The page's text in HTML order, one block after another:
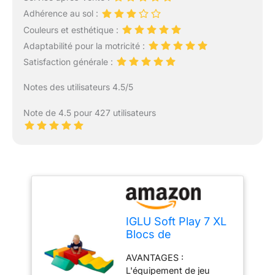
Adhérence au sol :
Couleurs et esthétique :
Adaptabilité pour la motricité :
Satisfaction générale :
Notes des utilisateurs 4.5/5
Note de 4.5 pour 427 utilisateurs
IGLU Soft Play 7 XL
Blocs de
Mousse Jouets
AVANTAGES :
L'équipement de jeu